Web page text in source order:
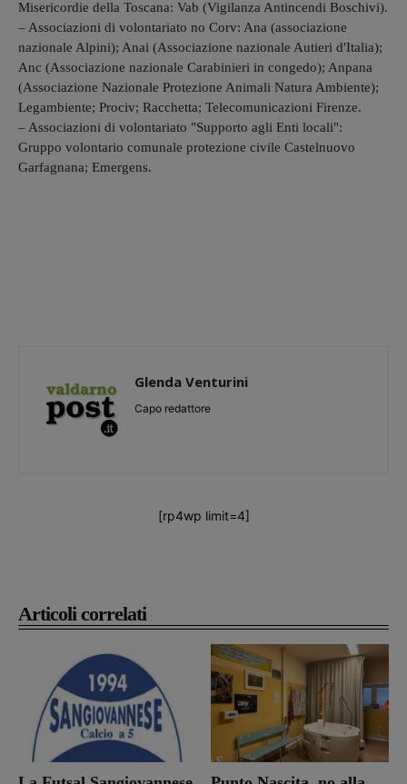
Articoli correlati
Misericordie della Toscana: Vab (Vigilanza Antincendi Boschivi).
– Associazioni di volontariato no Corv: Ana (associazione
nazionale Alpini); Anai (Associazione nazionale Autieri d'Italia);
Anc (Associazione nazionale Carabinieri in congedo); Anpana
(Associazione Nazionale Protezione Animali Natura Ambiente);
Legambiente; Prociv; Racchetta; Telecomunicazioni Firenze.
– Associazioni di volontariato "Supporto agli Enti locali":
Gruppo volontario comunale protezione civile Castelnuovo
Garfagnana; Emergens.
Glenda Venturini
Capo redattore
[rp4wp limit=4]